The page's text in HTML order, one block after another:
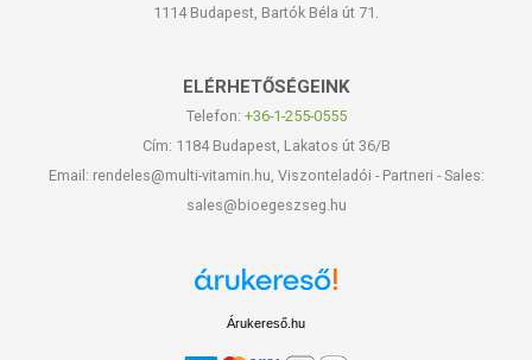
1114 Budapest, Bartók Béla út 71.
ELÉRHETŐSÉGEINK
Telefon: +36-1-255-0555
Cím: 1184 Budapest, Lakatos út 36/B
Email: rendeles@multi-vitamin.hu, Viszonteladói - Partneri - Sales:
sales@bioegeszseg.hu
Árukereső.hu